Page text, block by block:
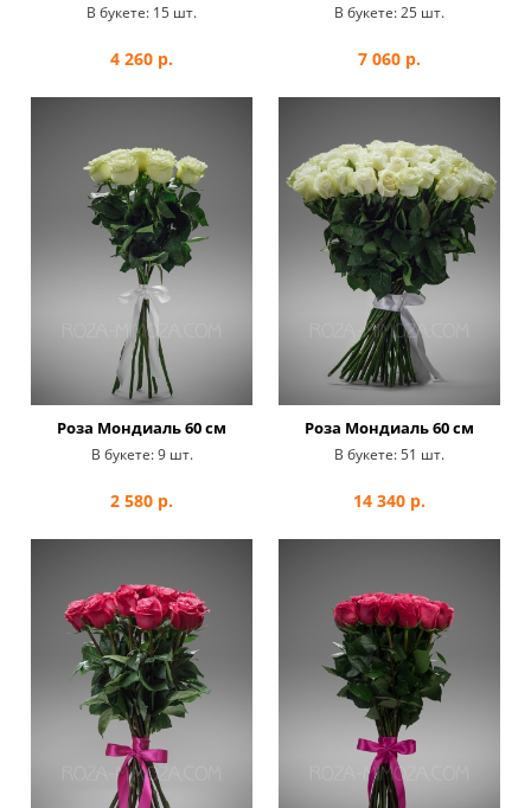
В букете: 15 шт.
4 260 р.
В букете:25 шт.
7 060 р.
Роза Мондиаль 60 см
В букете: 9 шт.
2 580 р.
Роза Мондиаль 60 см
В букете:51 шт.
14 340 р.